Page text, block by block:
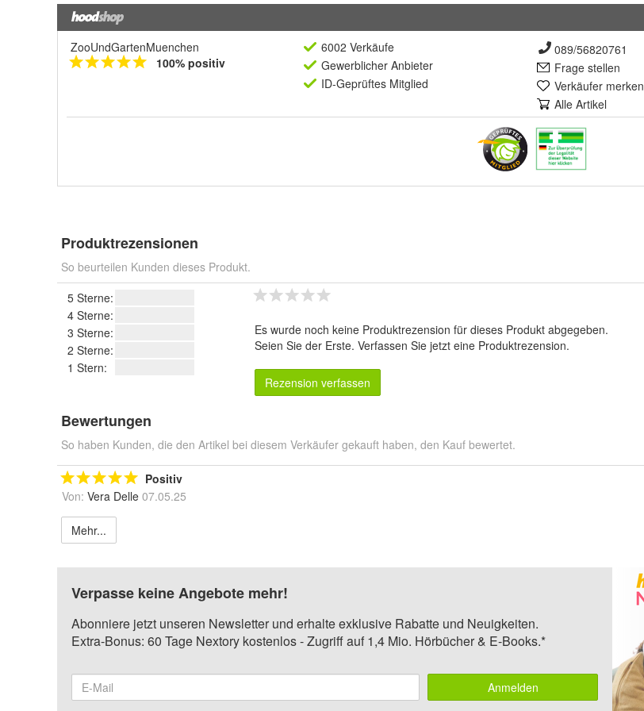
ZooUndGartenMuenchen
100% positiv
6002 Verkäufe
Gewerblicher Anbieter
ID-Geprüftes Mitglied
089/56820761
Frage stellen
Verkäufer merken
Alle Artikel
Produktrezensionen
So beurteilen Kunden dieses Produkt.
5 Sterne:
4 Sterne:
3 Sterne:
2 Sterne:
1 Stern:
Es wurde noch keine Produktrezension für dieses Produkt abgegeben.
Seien Sie der Erste. Verfassen Sie jetzt eine Produktrezension.
Rezension verfassen
Bewertungen
So haben Kunden, die den Artikel bei diesem Verkäufer gekauft haben, den Kauf bewertet.
Positiv
Von: Vera Delle 07.05.25
Mehr...
Verpasse keine Angebote mehr!
Abonniere jetzt unseren Newsletter und erhalte exklusive Rabatte und Neuigkeiten.
Extra-Bonus: 60 Tage Nextory kostenlos - Zugriff auf 1,4 Mio. Hörbücher & E-Books.*
Anmelden